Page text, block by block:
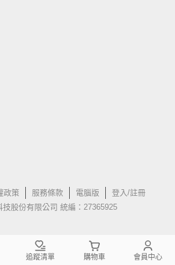
政策 服務條款 電腦版
登入/註冊
技股份有限公司 統編：27365925
追蹤清單 購物車 會員中心